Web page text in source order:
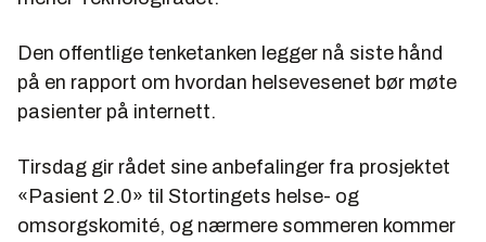
Den offentlige tenketanken legger nå siste hånd
på en rapport om hvordan helsevesenet bør møte
pasienter på internett.
Tirsdag gir rådet sine anbefalinger fra prosjektet
«Pasient 2.0» til Stortingets helse- og
omsorgskomité, og nærmere sommeren kommer